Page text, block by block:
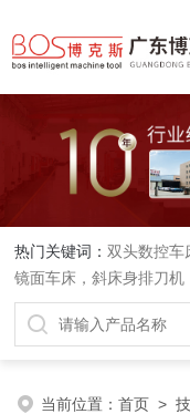
热门关键词：双头数控车
镜面车床，斜床身排刀
械手
当前位置：首页 >